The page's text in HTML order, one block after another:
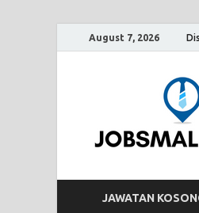
August 7, 2026
JAWATAN